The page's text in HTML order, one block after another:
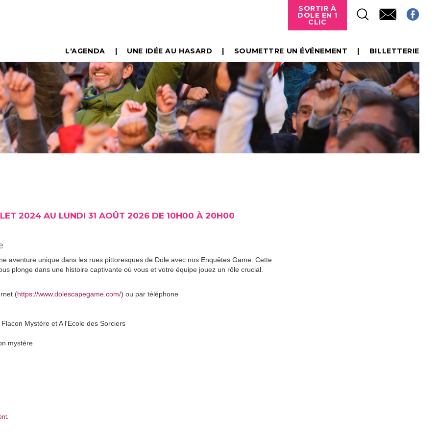
SORTIR À
DOLE EN 1
CLIC
L'AGENDA UNE IDÉE AU HASARD SOUMETTRE UN ÉVÉNEMENT BILLETTERIE
2024 AU LUNDI 31 AOÛT 2026 DE 10H00 À 20H00
aventure unique dans les rues pittoresques de Dole avec nos Enquêtes Game. Cette
plonge dans une histoire captivante où vous et votre équipe jouez un rôle crucial.
(https://www.dolescapegame.com/) ou par téléphone
Mystère et A l'Ecole des Sorciers
mystère